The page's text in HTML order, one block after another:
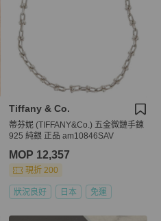
Tiffany & Co.
蒂芬妮 (TIFFANY&Co.) 五金微鏈手鍊
925 純銀 正品 am10846SAV
MOP 12,357
現折 200
狀況良好 日本 免運